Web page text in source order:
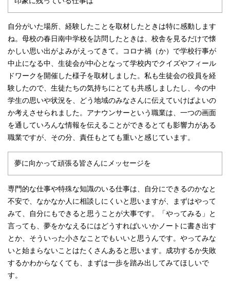
自分がいた場所、経験したことを取材したときは特に感動します
ね。母校の春日南中学校を訪問したときは、校舎を見るだけで懐
かしい思い出がよみがえってきて。コロナ禍（か）で学校行事が
中止になる中、生徒会が中心となって学校内でクイズやフィール
ドワークを開催した様子を取材しました。私も生徒会の役員を経
験したので、生徒たちの気持ちにとても共感しましたし、今の中
学生の思いや状況を、どう地域のみなさんに伝えていけばよいの
か考えさせられました。アナウンサーという職業は、一つの画面
を通していろんな情報を伝えることができるとても影響力がある
職業ですが、その分、責任もとても重いと感じています。
夢に向かって頑張る皆さんにメッセージを
専門的な仕事や特殊な知識のいる仕事は、自分にできるのかなと
不安で、なかなか人に相談しにくいと思いますが、まずはやって
みて、自分にもできると思うことが大事です。「やってみる」と
言っても、夢をかなえるにはどうすればいいかノートに書き出す
とか、そういった小さなことでもいいと思うんです。やってみな
いと始まらないことはたくさんあると思います。成功するか失敗
するかわからなくても、まずは一歩を踏み出してみてほしいで
す。